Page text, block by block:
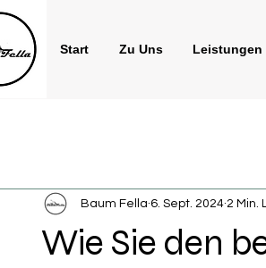
Start Zu Uns Leistungen
Wie Sie den
Baum Fella 6. Sept. 2024 2 Min.